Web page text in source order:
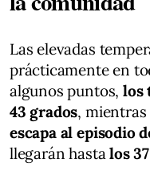
Las elevadas
prácticamente en
algunos puntos, los
43 grados,
escapa al episodio
llegarán hastalos